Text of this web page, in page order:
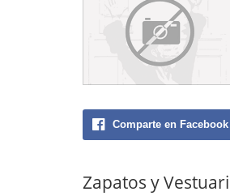
Comparte en Facebook
Zapatos y